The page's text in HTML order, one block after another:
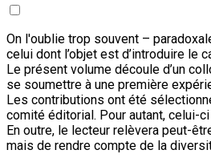
On l'oublie trop souvent –
celui dont l’objet est d’introduire le
Le présent volume découle d’un
se soumettre à une première
Les contributions ont été
comité éditorial. Pour autant, celui-
En outre, le lecteur relèvera peut-
mais de rendre compte de la